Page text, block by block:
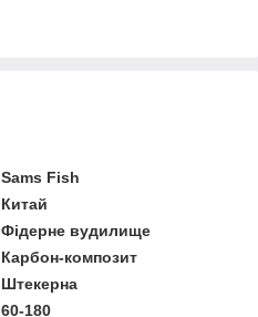
Sams Fish
Китай
Фідерне вудилище
Карбон-композит
Штекерна
60-180